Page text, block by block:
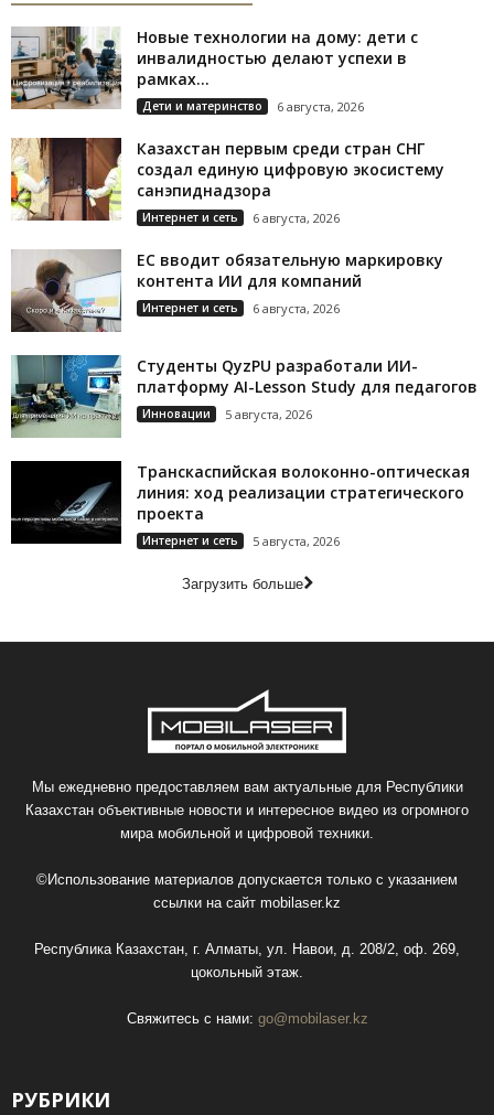
Новые технологии на дому: дети с
инвалидностью делают успехи в
рамках...
Дети и материнство 6 августа, 2026
Казахстан первым среди стран СНГ
создал единую цифровую экосистему
санэпиднадзора
Интернет и сеть 6 августа, 2026
ЕС вводит обязательную маркировку
контента ИИ для компаний
Интернет и сеть 6 августа, 2026
Студенты QyzPU разработали ИИ-
платформу AI-Lesson Study для педагогов
Инновации 5 августа, 2026
Транскаспийская волоконно-оптическая
линия: ход реализации стратегического
проекта
Интернет и сеть 5 августа, 2026
Загрузить больше
Мы ежедневно предоставляем вам актуальные для Республики
Казахстан объективные новости и интересное видео из огромного
мира мобильной и цифровой техники.
©Использование материалов допускается только с указанием
ссылки на сайт mobilaser.kz
Республика Казахстан, г. Алматы, ул. Навои, д. 208/2, оф. 269,
цокольный этаж.
Свяжитесь с нами: go@mobilaser.kz
РУБРИКИ